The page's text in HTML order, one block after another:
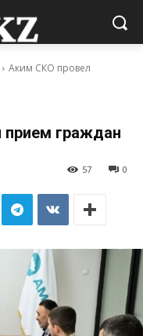
Аким СКО провел
граждан
0
57